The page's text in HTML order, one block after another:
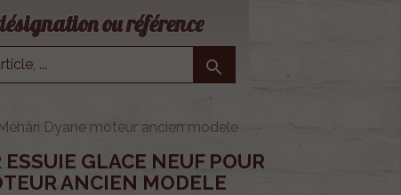
ou référence

Dyane moteur ancien modele
GLACE NEUF POUR
ANCIEN MODELE